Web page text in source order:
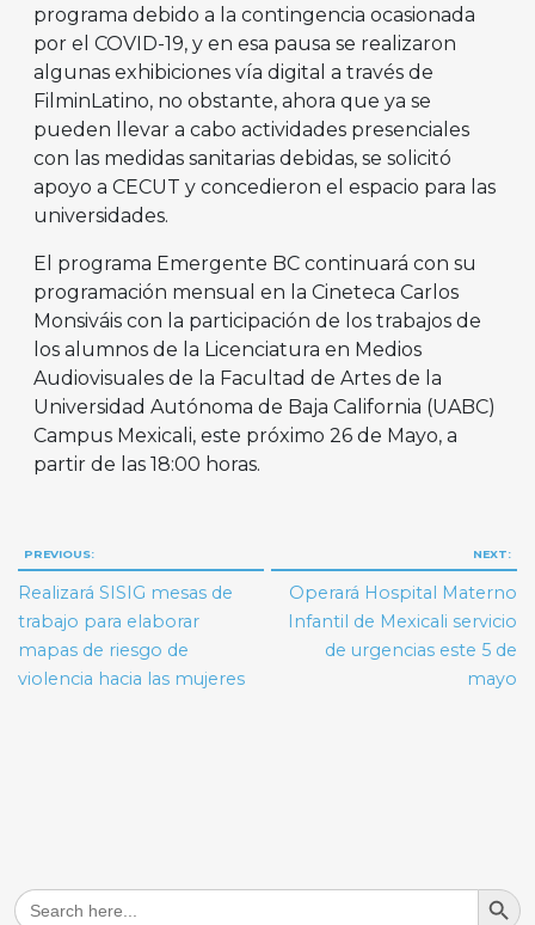
programa debido a la contingencia ocasionada
por el COVID-19, y en esa pausa se realizaron
algunas exhibiciones vía digital a través de
FilminLatino, no obstante, ahora que ya se
pueden llevar a cabo actividades presenciales
con las medidas sanitarias debidas, se solicitó
apoyo a CECUT y concedieron el espacio para las
universidades.
El programa Emergente BC continuará con su
programación mensual en la Cineteca Carlos
Monsiváis con la participación de los trabajos de
los alumnos de la Licenciatura en Medios
Audiovisuales de la Facultad de Artes de la
Universidad Autónoma de Baja California (UABC)
Campus Mexicali, este próximo 26 de Mayo, a
partir de las 18:00 horas.
Navegación
de
entradas
PREVIOUS:
Realizará SISIG mesas de
trabajo para elaborar
mapas de riesgo de
violencia hacia las mujeres
NEXT:
Operará Hospital Materno
Infantil de Mexicali servicio
de urgencias este 5 de
mayo
Search
for:
Search